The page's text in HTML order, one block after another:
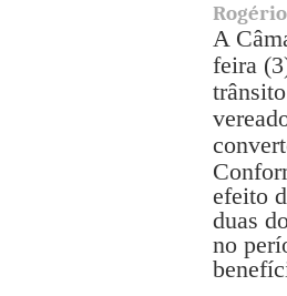
A
feira
efeito
duas
no